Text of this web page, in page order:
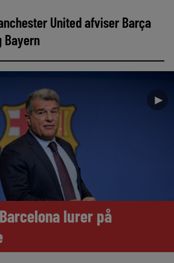
United afviser Barça
Bayern
►
lurer på